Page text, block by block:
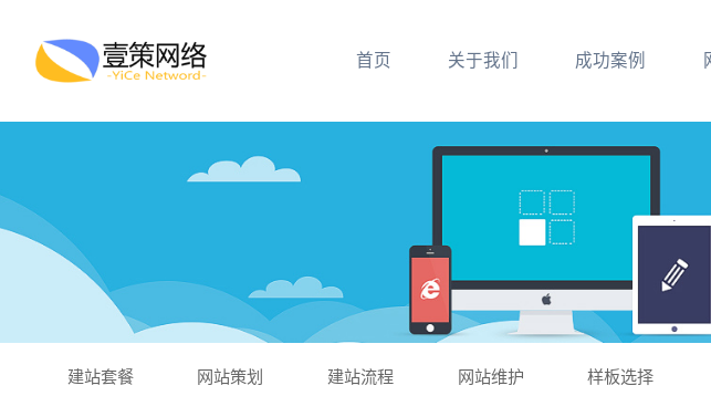
首页 关于我们 成功案例
建站套餐 网站策划 建站流程 网站维护 样板选择